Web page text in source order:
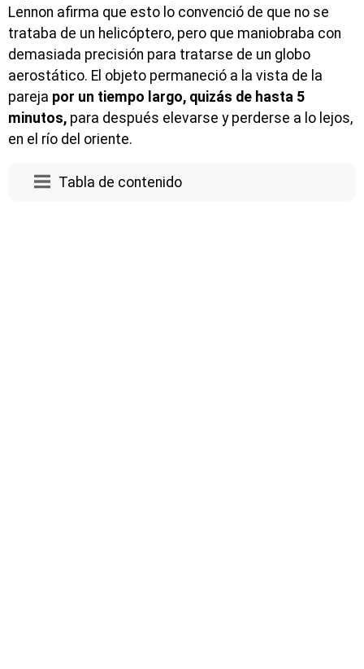
Lennon afirma que esto lo convenció de que no se
trataba de un helicóptero, pero que maniobraba con
demasiada precisión para tratarse de un globo
aerostático. El objeto permaneció a la vista de la
pareja por un tiempo largo, quizás de hasta 5
minutos, para después elevarse y perderse a lo lejos,
en el río del oriente.
Tabla de contenido